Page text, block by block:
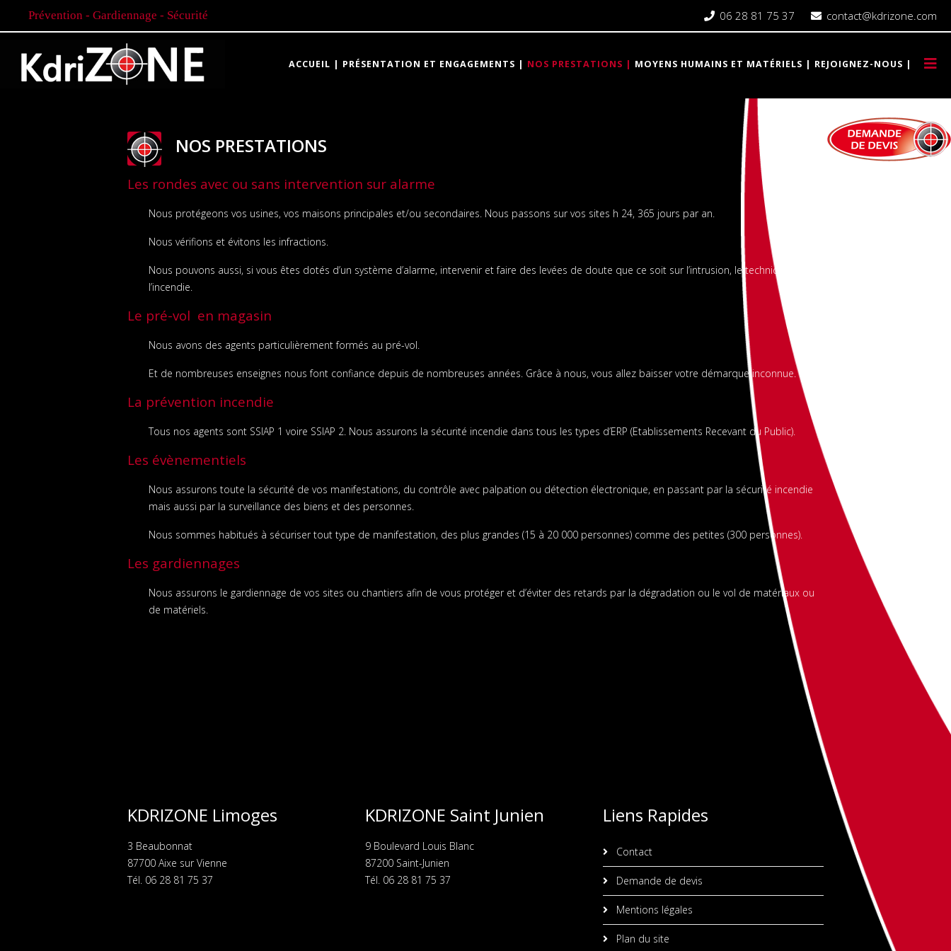
Prévention - Gardiennage - Sécurité 06 28 81 75 37 contact@kdrizone.com
ACCUEIL PRÉSENTATION ET ENGAGEMENTS NOS PRESTATIONS MOYENS HUMAINS ET MATÉRIELS REJOIGNEZ-NOUS
NOS PRESTATIONS
Les rondes avec ou sans intervention sur alarme
Nous protégeons vos usines, vos maisons principales et/ou secondaires. Nous passons sur vos sites h 24, 365 jours par an.
Nous vérifions et évitons les infractions.
Nous pouvons aussi, si vous êtes dotés d’un système d’alarme, intervenir et faire des levées de doute que ce soit sur l’intrusion, le technique ou
l’incendie.
Le pré-vol en magasin
Nous avons des agents particulièrement formés au pré-vol.
Et de nombreuses enseignes nous font confiance depuis de nombreuses années. Grâce à nous, vous allez baisser votre démarque inconnue.
La prévention incendie
Tous nos agents sont SSIAP 1 voire SSIAP 2. Nous assurons la sécurité incendie dans tous les types d’ERP (Etablissements Recevant du Public).
Les évènementiels
Nous assurons toute la sécurité de vos manifestations, du contrôle avec palpation ou détection électronique, en passant par la sécurité incendie
mais aussi par la surveillance des biens et des personnes.
Nous sommes habitués à sécuriser tout type de manifestation, des plus grandes (15 à 20 000 personnes) comme des petites (300 personnes).
Les gardiennages
Nous assurons le gardiennage de vos sites ou chantiers afin de vous protéger et d’éviter des retards par la dégradation ou le vol de matériaux ou
de matériels.
KDRIZONE Limoges
3 Beaubonnat
87700 Aixe sur Vienne
Tél. 06 28 81 75 37
KDRIZONE Saint Junien
9 Boulevard Louis Blanc
87200 Saint-Junien
Tél. 06 28 81 75 37
Liens Rapides
Contact
Demande de devis
Mentions légales
Plan du site